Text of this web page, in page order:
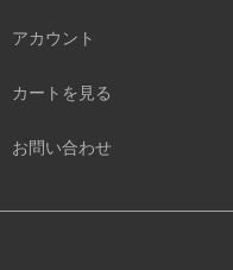
アカウント
カートを見る
お問い合わせ